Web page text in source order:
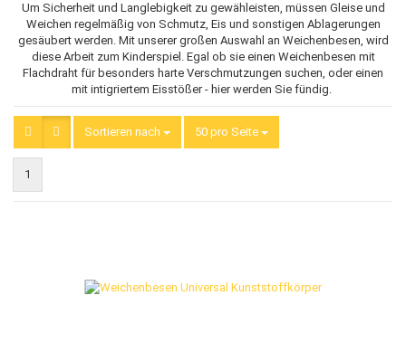
Um Sicherheit und Langlebigkeit zu gewähleisten, müssen Gleise und
Weichen regelmäßig von Schmutz, Eis und sonstigen Ablagerungen
gesäubert werden. Mit unserer großen Auswahl an Weichenbesen, wird
diese Arbeit zum Kinderspiel. Egal ob sie einen Weichenbesen mit
Flachdraht für besonders harte Verschmutzungen suchen, oder einen
mit intigriertem Eisstößer - hier werden Sie fündig.
Sortieren nach
Sortieren nach 50 pro Seite
pro Seite
1